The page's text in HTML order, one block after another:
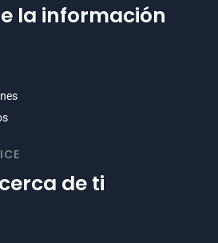
la información
de ti